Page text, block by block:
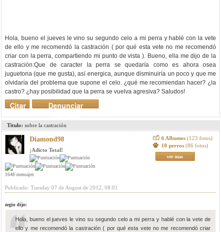
Hola, bueno el jueves le vino su segundo celo a mi perra y hablé con la vete
de ello y me recomendó la castración ( por qué esta vete no me recomendó
criar con la perra, compartiendo mi punto de vista ). Bueno, ella me dijo de la
castración:Que de caracter la perra se quedaría como es ahora osea
juguetona (que me gusta), así energica, aunque disminuiría un poco y que me
olvidaría del problema que supone el celo. ¿qué me recomiendan hacer? ¿la
castro? ¿hay posibilidad que la perra se vuelva agresiva? Saludos!
Denunciar
mensaje
Citar
Titulo: sobre la castración
Diamond98
¡Adicto Total!
1648 mensajes
6 Albumes (123 fotos)
10 perros (86 fotos)
ver mas
Publicado: Tuesday 07 de August de 2012, 08:01
zegio dijo:
Hola, bueno el jueves le vino su segundo celo a mi perra y hablé con la vete de
ello y me recomendó la castración ( por qué esta vete no me recomendó criar